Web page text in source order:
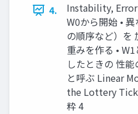
4.
Instability,
W0から開始 •
の順序など）を
重みを作る •
したときの 性
と呼ぶ Linear
the Lottery
粋 4